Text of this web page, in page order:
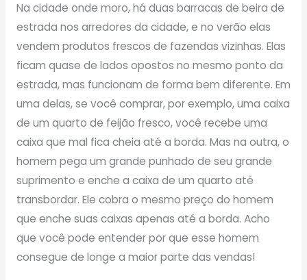
Na cidade onde moro, há duas barracas de beira de
estrada nos arredores da cidade, e no verão elas
vendem produtos frescos de fazendas vizinhas. Elas
ficam quase de lados opostos no mesmo ponto da
estrada, mas funcionam de forma bem diferente. Em
uma delas, se você comprar, por exemplo, uma caixa
de um quarto de feijão fresco, você recebe uma
caixa que mal fica cheia até a borda. Mas na outra, o
homem pega um grande punhado de seu grande
suprimento e enche a caixa de um quarto até
transbordar. Ele cobra o mesmo preço do homem
que enche suas caixas apenas até a borda. Acho
que você pode entender por que esse homem
consegue de longe a maior parte das vendas!